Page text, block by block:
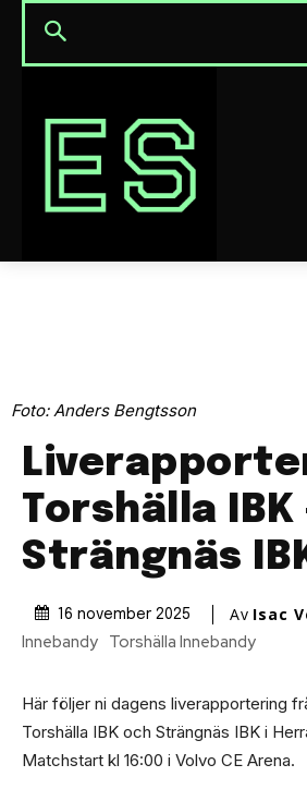
Foto: Anders Bengtsson
Torshälla IBK
Strängnäs
16 november 2025 Av Isac
Innebandy Torshälla Innebandy
Här följer ni dagens liverapportering
Torshälla IBK och Strängnäs IBK i
Matchstart kl 16:00 i Volvo CE Arena.